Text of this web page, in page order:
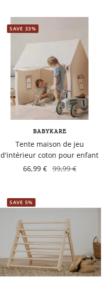
SAVE 33%
BABYKARE
Tente maison de jeu
d'intérieur coton pour enfant
66,99 € 99,99 €
SAVE 5%